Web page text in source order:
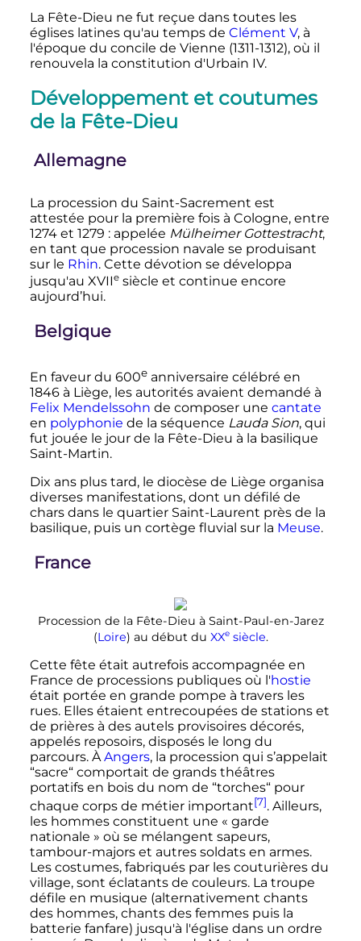
La Fête-Dieu ne fut reçue dans toutes les
églises latines qu'au temps de Clément V, à
l'époque du concile de Vienne (1311-1312), où il
renouvela la constitution d'Urbain IV.
Développement et coutumes
de la Fête-Dieu
Allemagne
La procession du Saint-Sacrement est
attestée pour la première fois à Cologne, entre
1274 et 1279 : appelée Mülheimer Gottestracht,
en tant que procession navale se produisant
sur le Rhin. Cette dévotion se développa
jusqu'au XVIIe siècle et continue encore
aujourd’hui.
Belgique
En faveur du 600e anniversaire célébré en
1846 à Liège, les autorités avaient demandé à
Felix Mendelssohn de composer une cantate
en polyphonie de la séquence Lauda Sion, qui
fut jouée le jour de la Fête-Dieu à la basilique
Saint-Martin.
Dix ans plus tard, le diocèse de Liège organisa
diverses manifestations, dont un défilé de
chars dans le quartier Saint-Laurent près de la
basilique, puis un cortège fluvial sur la Meuse.
France
Procession de la Fête-Dieu à Saint-Paul-en-Jarez
(Loire) au début du XXesiècle.
Cette fête était autrefois accompagnée en
France de processions publiques où l'hostie
était portée en grande pompe à travers les
rues. Elles étaient entrecoupées de stations et
de prières à des autels provisoires décorés,
appelés reposoirs, disposés le long du
parcours. À Angers, la procession qui s’appelait
“sacre“ comportait de grands théâtres
portatifs en bois du nom de “torches“ pour
chaque corps de métier important[7]. Ailleurs,
les hommes constituent une « garde
nationale » où se mélangent sapeurs,
tambour-majors et autres soldats en armes.
Les costumes, fabriqués par les couturières du
village, sont éclatants de couleurs. La troupe
défile en musique (alternativement chants
des hommes, chants des femmes puis la
batterie fanfare) jusqu'à l'église dans un ordre